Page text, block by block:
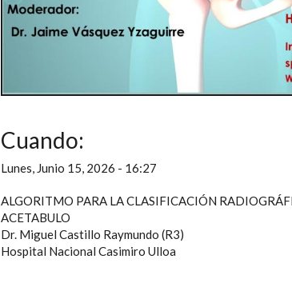
Cuando:
Lunes, Junio 15, 2026 - 16:27
ALGORITMO PARA LA CLASIFICACIÓN
ACETABULO
Dr. Miguel Castillo Raymundo (R3)
Hospital Nacional Casimiro Ulloa